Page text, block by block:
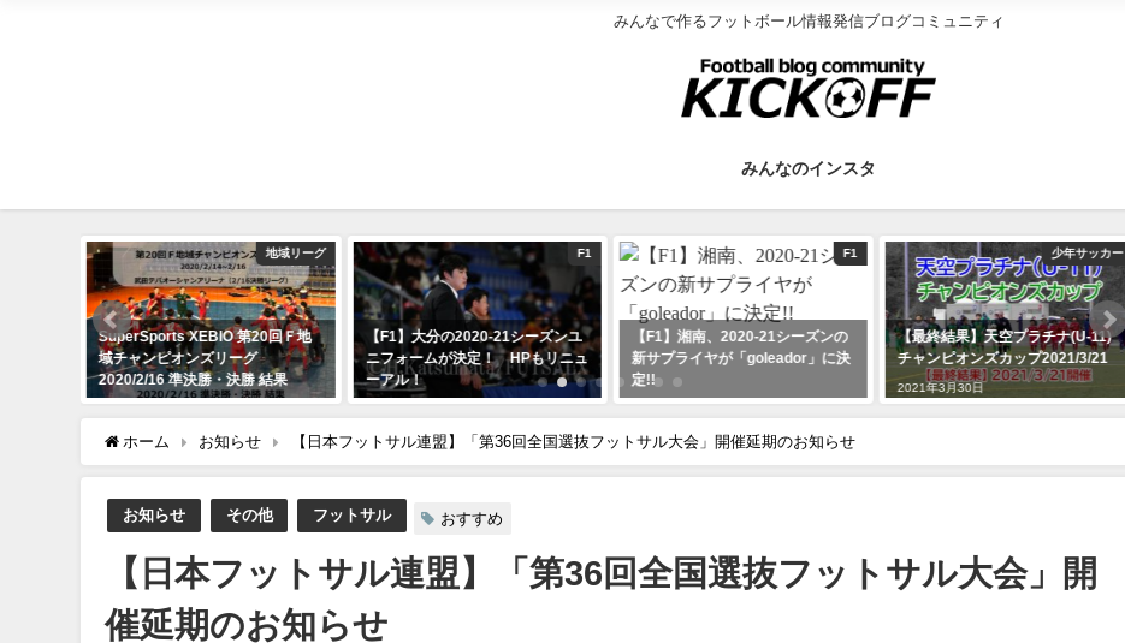
みんなで作るフットボール情報発信ブログコミュニティ
みんなのインスタ
地域リーグ F1
【F1】大分の2020-21シーズンユ
ニフォームが決定！ HPもリニュ
ーアル！
F1
【F1】湘南、2020-21シーズンの
新サプライヤが「goleador」に決
定!!
少年サッカー
【最終結果】天空プラチナ(U-11)
チャンピオンズカップ2021/3/21
2021年3月30日
【フウガドールすみだ】清
選手 入籍のお知らせ
2020年6月25日
ホーム お知らせ 【日本フットサル連盟】「第36回全国選抜フットサル大会」開催延期のお知らせ
お知らせ その他 フットサル おすすめ
【日本フットサル連盟】「第36回全国選抜フットサル大会」開
催延期のお知らせ